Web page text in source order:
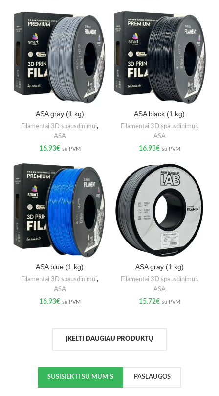
ASA gray (1 kg)
Filamentai 3D spausdinimui,
ASA
16.93€ su PVM
ASA black (1 kg)
Filamentai 3D spausdinimui,
ASA
16.93€ su PVM
ASA blue (1 kg)
Filamentai 3D spausdinimui,
ASA
16.93€ su PVM
ASA gray (1 kg)
Filamentai 3D spausdinimui,
ASA
15.72€ su PVM
ĮKELTI DAUGIAU PRODUKTŲ
SUSISIEKTI SU MUMIS PASLAUGOS